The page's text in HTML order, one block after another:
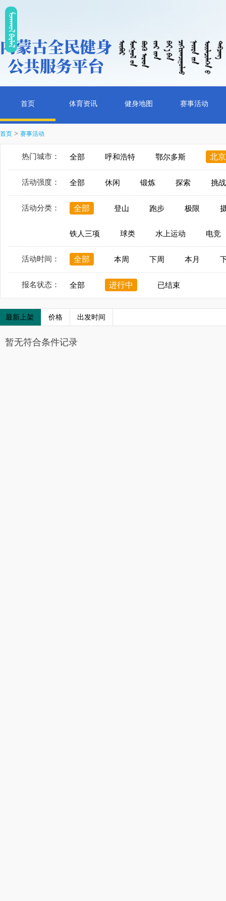
ᠮᠤᠡᠭᠭᠤᠯ ᠪᠠᠷᠯᠠᠯ
首页 体育资讯 健身地图 赛事活动
首页 > 赛事活动
热门城市： 全部 呼和浩特 鄂尔多斯 北京
活动强度： 全部 休闲 锻炼 探索 挑战
活动分类： 全部 登山 跑步 极限
铁人三项 球类 水上运动 电竞
活动时间： 全部 本周 下周 本月
报名状态： 全部 进行中 已结束
最新上架 价格 出发时间
暂无符合条件记录